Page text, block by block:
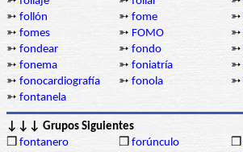
➳ follón ➳ fome ➳
➳ fomes ➳ FOMO ➳
➳ fondear ➳ fondo ➳
➳ fonema ➳ foniatría ➳
➳ fonocardiografía ➳ fonola ➳
➳ fontanela
↓↓↓ Grupos Siguientes
❒ fontanero ❒ forúnculo ❒